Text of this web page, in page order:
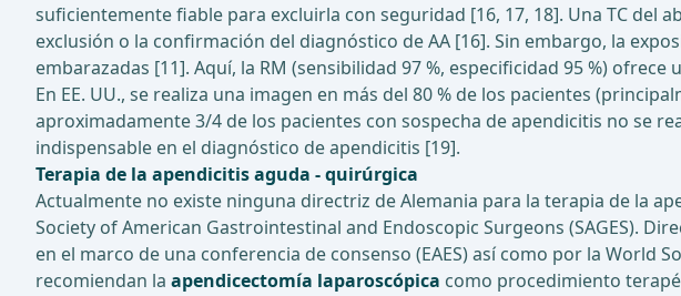
suficientemente fiable para excluirla con seguridad [16, 17, 18]. Una TC del
exclusión o la confirmación del diagnóstico de AA [16]. Sin embargo, la
embarazadas [11]. Aquí, la RM (sensibilidad 97 %, especificidad 95 %)
En EE. UU., se realiza una imagen en más del 80 % de los pacientes
aproximadamente 3/4 de los pacientes con sospecha de apendicitis no se
indispensable en el diagnóstico de apendicitis [19].
Terapia de la apendicitis aguda - quirúrgica
Actualmente no existe ninguna directriz de Alemania para la terapia de la
Society of American Gastrointestinal and Endoscopic Surgeons (SAGES).
en el marco de una conferencia de consenso (EAES) así como por la World
recomiendan la apendicectomía laparoscópica como procedimiento